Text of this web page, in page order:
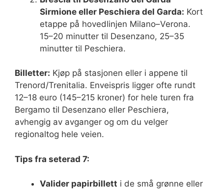
Sirmione eller Peschiera del Garda: Kort
etappe på hovedlinjen Milano–Verona.
15–20 minutter til Desenzano, 25–35
minutter til Peschiera.
Billetter: Kjøp på stasjonen eller i appene til
Trenord/Trenitalia. Enveispris ligger ofte rundt
12–18 euro (145–215 kroner) for hele turen fra
Bergamo til Desenzano eller Peschiera,
avhengig av avganger og om du velger
regionaltog hele veien.
Tips fra seterad 7:
Valider papirbillett i de små grønne eller